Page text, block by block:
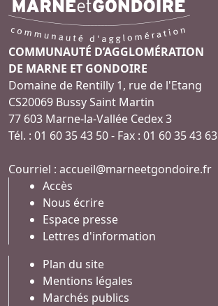
COMMUNAUTÉ D’AGGLOMÉRATION
DE MARNE ET GONDOIRE
Domaine de Rentilly 1, rue de l'Etang
CS20069 Bussy Saint Martin
77 603 Marne-la-Vallée Cedex 3
Tél. : 01 60 35 43 50 - Fax : 01 60 35 43 63
Courriel : accueil@marneetgondoire.fr
Accès
Nous écrire
Espace presse
Lettres d'information
Plan du site
Mentions légales
Marchés publics